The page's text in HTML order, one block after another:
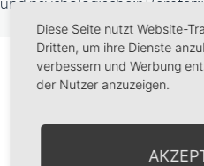
Termine
Masterclass Coaching
(kurze Warteliste -
nächsten Durchgang
Diese Seite nutzt Website-
Dritten, um ihre Dienste
verbessern und Werbung
der Nutzer anzuzeigen.